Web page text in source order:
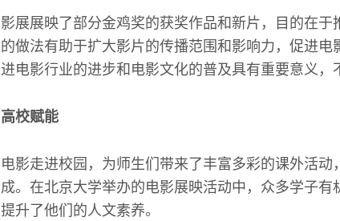
影展展映了部分金鸡奖的获奖作品和新片，目的在
的做法有助于扩大影片的传播范围和影响力，促进
进电影行业的进步和电影文化的普及具有重要意义，
高校赋能
电影走进校园，为师生们带来了丰富多彩的课外活
成。在北京大学举办的电影展映活动中，众多学子
提升了他们的人文素养。